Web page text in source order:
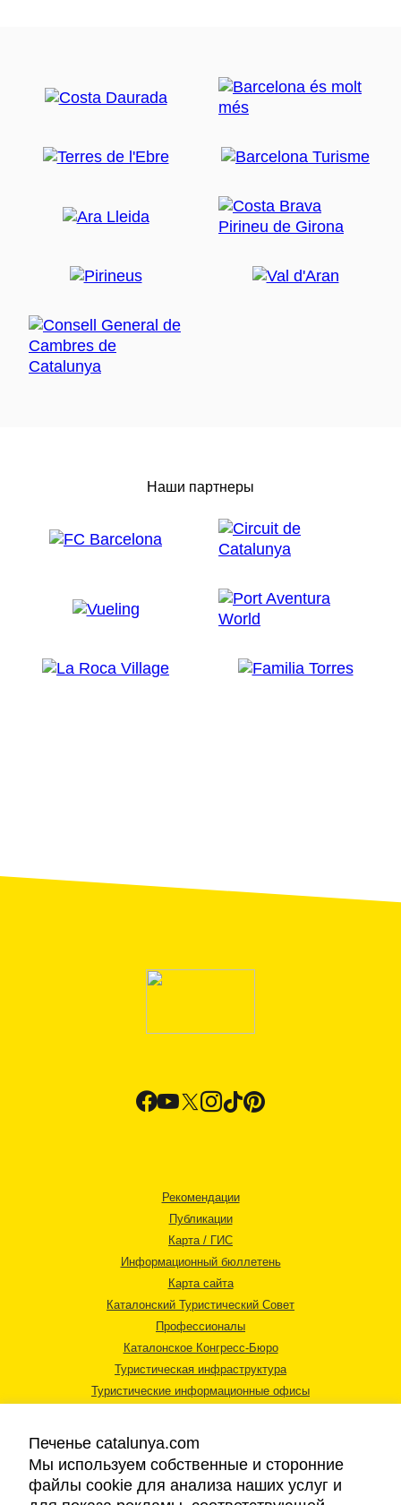
Наши партнеры
Рекомендации
Публикации
Карта / ГИС
Информационный бюллетень
Карта сайта
Каталонский Туристический Совет
Профессионалы
Каталонское Конгресс-Бюро
Туристическая инфраструктура
Туристические информационные офисы
Печенье catalunya.com
Мы используем собственные и сторонние
файлы cookie для анализа наших услуг и